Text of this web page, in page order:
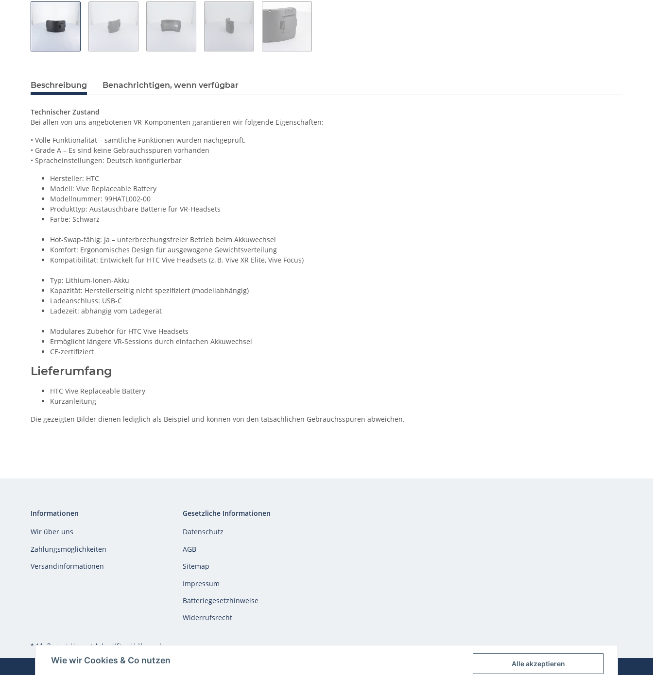
Alle akzeptieren
Wie wir Cookies & Co nutzen
Beschreibung Benachrichtigen, wenn verfügbar
Technischer Zustand
Bei allen von uns angebotenen VR-Komponenten garantieren wir folgende Eigenschaften:
• Volle Funktionalität – sämtliche Funktionen wurden nachgeprüft.
• Grade A – Es sind keine Gebrauchsspuren vorhanden
• Spracheinstellungen: Deutsch konfigurierbar
Hersteller: HTC
Modell: Vive Replaceable Battery
Modellnummer: 99HATL002-00
Produkttyp: Austauschbare Batterie für VR-Headsets
Farbe: Schwarz
Hot-Swap-fähig: Ja – unterbrechungsfreier Betrieb beim Akkuwechsel
Komfort: Ergonomisches Design für ausgewogene Gewichtsverteilung
Kompatibilität: Entwickelt für HTC Vive Headsets (z. B. Vive XR Elite, Vive Focus)
Typ: Lithium-Ionen-Akku
Kapazität: Herstellerseitig nicht spezifiziert (modellabhängig)
Ladeanschluss: USB-C
Ladezeit: abhängig vom Ladegerät
Modulares Zubehör für HTC Vive Headsets
Ermöglicht längere VR-Sessions durch einfachen Akkuwechsel
CE-zertifiziert
Lieferumfang
HTC Vive Replaceable Battery
Kurzanleitung
Die gezeigten Bilder dienen lediglich als Beispiel und können von den tatsächlichen Gebrauchsspuren abweichen.
Informationen
Wir über uns
Zahlungsmöglichkeiten
Versandinformationen
Gesetzliche Informationen
Datenschutz
AGB
Sitemap
Impressum
Batteriegesetzhinweise
Widerrufsrecht
* Alle Preise inkl. gesetzlicher USt., inkl.Versand